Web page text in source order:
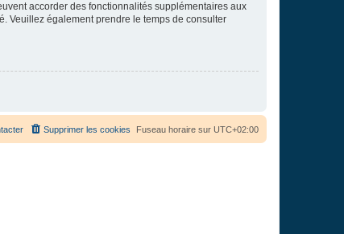
accorder des fonctionnalités supplémentaires aux
Veuillez également prendre le temps de consulter
Fuseau horaire sur UTC+02:00
Supprimer les cookies